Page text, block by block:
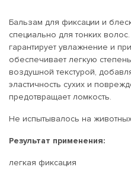
Бальзам для фиксации и
специально для тонких
гарантирует увлажнение и
обеспечивает легкую
воздушной текстурой,
эластичность сухих и
предотвращает ломкость.
Не испытывалось на
Результат применения:
легкая фиксация